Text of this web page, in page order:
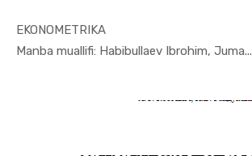
EKONOMETRIKA
Manba muallifi: Habibullaev Ibrohim, Juma...
In Ekonome...